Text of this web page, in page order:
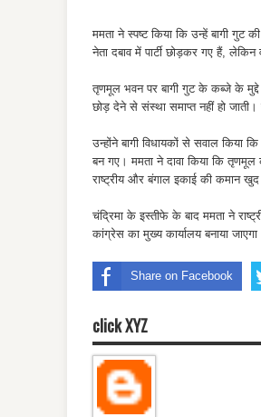
ममता ने स्पष्ट किया कि उन्हें बागी गुट
नेता दबाव में पार्टी छोड़कर गए हैं,
तृणमूल भवन पर बागी गुट के कब्जे के मुद्दे
छोड़ देने से संस्था समाप्त नहीं हो
उन्होंने बागी विधायकों से सवाल किया
बन गए। ममता ने दावा किया कि तृणमूल
राष्ट्रीय और बंगाल इकाई की कमान
चंद्रिमा के इस्तीफे के बाद ममता ने
कांग्रेस का मुख्य कार्यालय बनाया
Share on Facebook
click XYZ